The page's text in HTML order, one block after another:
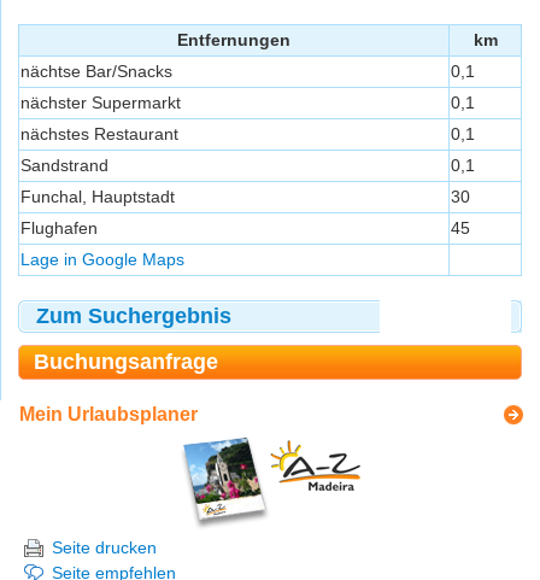
Entfernungen
km
nächtse Bar/Snacks
0,1
nächster Supermarkt
0,1
nächstes Restaurant
0,1
Sandstrand
0,1
Funchal, Hauptstadt
30
Flughafen
45
Lage in Google Maps
Zum Suchergebnis
Buchungsanfrage
Mein Urlaubsplaner
Seite drucken
Seite empfehlen